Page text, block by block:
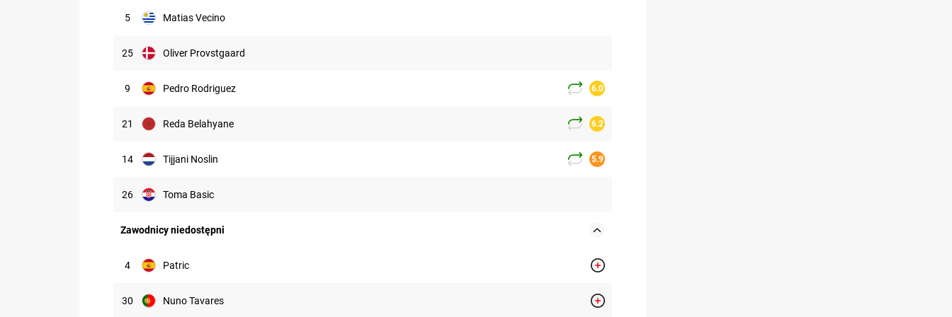
5 Matias Vecino
25 Oliver Provstgaard
9 Pedro Rodriguez 6.0
21 Reda Belahyane 6.2
14 Tijjani Noslin 5.9
26 Toma Basic
Zawodnicy niedostępni
4 Patric
30 Nuno Tavares